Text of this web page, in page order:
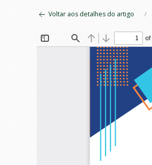
Voltar aos detalhes do artigo